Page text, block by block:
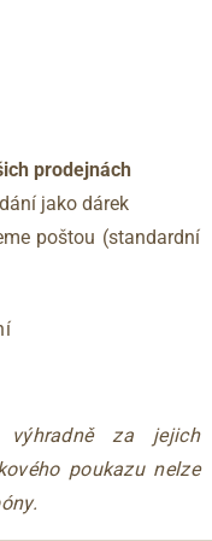
prodejnách
jako dárek
poštou (standardní
výhradně za jejich
poukazu nelze